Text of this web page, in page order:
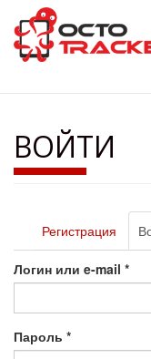
Перейти
основному
содержанию
ВОЙТИ
Главные
вкладки
Регистрация
Логин или e-mail *
Пароль *